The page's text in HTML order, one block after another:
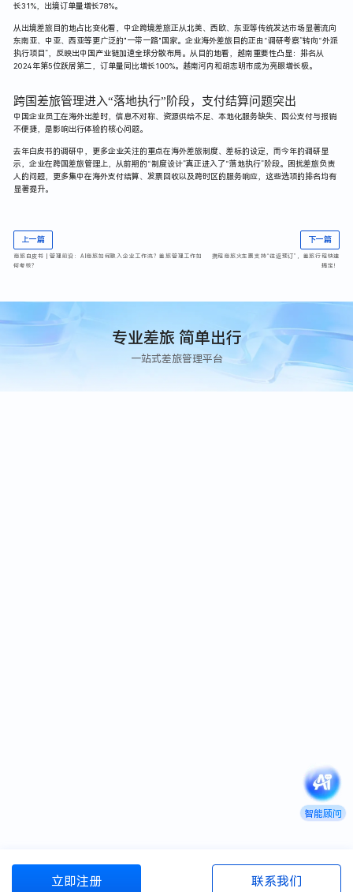
智能顾问
长31%，出境订单量增长78%。
从出境差旅目的地占比变化看，中企跨境差旅正从北美、西欧、东亚等传统发达市场显著流向
东南亚、中亚、西亚等更广泛的"一带一路"国家。企业海外差旅目的正由“调研考察”转向“外派
执行项目”，反映出中国产业链加速全球分散布局。从目的地看，越南重要性凸显：排名从
2024年第5位跃居第二，订单量同比增长100%。越南河内和胡志明市成为亮眼增长极。
跨国差旅管理进入“落地执行”阶段，支付结算问题突出
中国企业员工在海外出差时，信息不对称、资源供给不足、本地化服务缺失、因公支付与报销
不便捷，是影响出行体验的核心问题。
去年白皮书的调研中，更多企业关注的重点在海外差旅制度、差标的设定，而今年的调研显
示，企业在跨国差旅管理上，从前期的“制度设计”真正进入了“落地执行”阶段。困扰差旅负责
人的问题，更多集中在海外支付结算、发票回收以及跨时区的服务响应，这些选项的排名均有
显著提升。
上一篇
商旅白皮书 | 管理前沿：AI商旅如何融入企业工作流？差旅管理工作如
何考核？
下一篇
携程商旅火车票支持“往返预订”，差旅行程快速
搞定！
专业差旅 简单出行
一站式差旅管理平台
立即注册 联系我们